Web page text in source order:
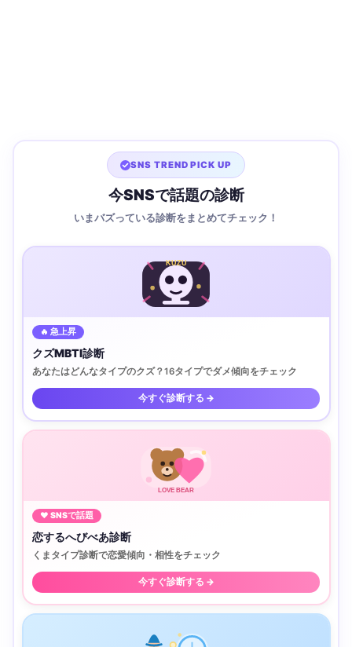
SNS TREND PICK UP
今SNSで話題の診断
いまバズっている診断をまとめてチェック！
KUZU
🔥 急上昇
クズMBTI診断
あなたはどんなタイプのクズ？16タイプでダメ傾向をチェック
今すぐ診断する →
LOVE BEAR
♥ SNSで話題
恋するへびべあ診断
くまタイプ診断で恋愛傾向・相性をチェック
今すぐ診断する →